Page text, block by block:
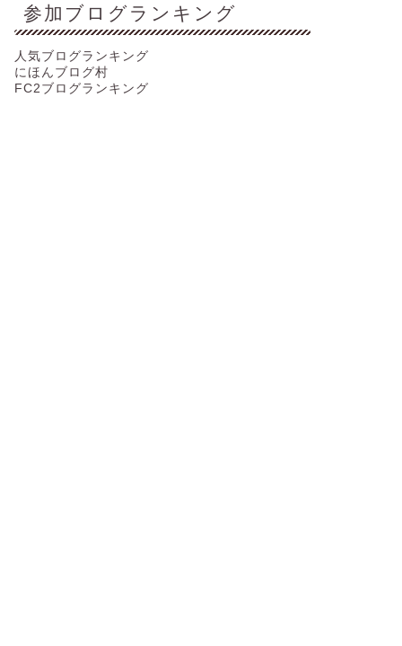
参加ブログランキング
人気ブログランキング
にほんブログ村
FC2ブログランキング